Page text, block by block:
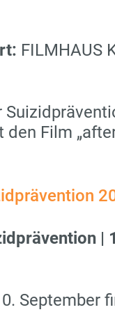
FILMHAUS
den Film
|
September